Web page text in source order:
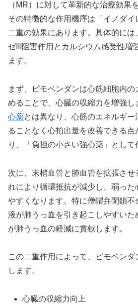
（MR）に対して革新的な治療効果
その特徴的な作用機序は「イノダイ
二重の効果にあります。具体的に
ゼIII阻害作用とカルシウム感受性増
ます。
まず、ピモベンダンは心筋細胞内
めることで、心臓の収縮力を増強し
心薬とは異なり、心筋のエネルギ
ることなく心拍出量を改善できる点
り、「負担の小さい強心薬」として
次に、末梢血管と肺血管を拡張させ
れにより循環抵抗が減少し、弱った
やすくなります。特に僧帽弁閉鎖不
液が肺うっ血を引き起こしやすいた
が肺うっ血の軽減に貢献します。
この二重作用によって、ピモベン
します。
心臓の収縮力向上